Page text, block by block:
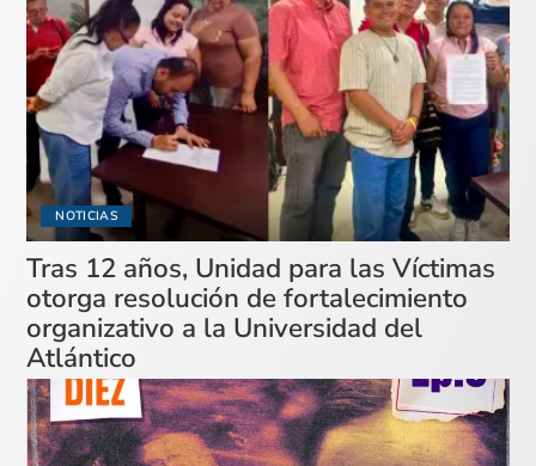
NOTICIAS
Tras 12 años, Unidad para las Víctimas
otorga resolución de fortalecimiento
organizativo a la Universidad del
Atlántico